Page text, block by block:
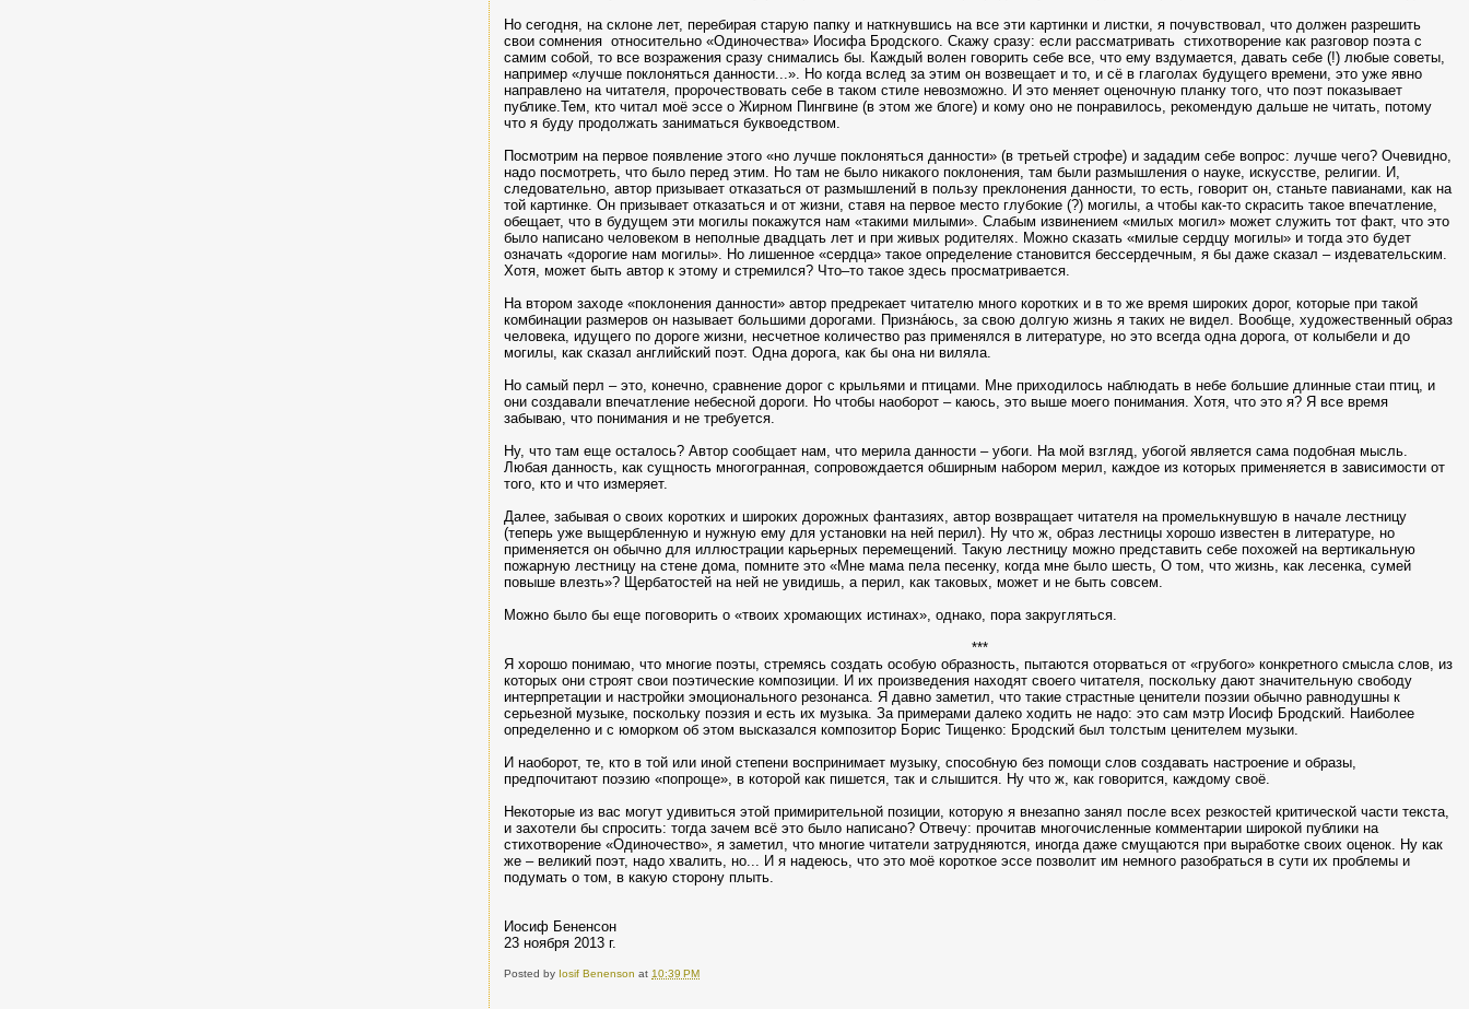
Но сегодня, на склоне лет, перебирая старую папку и наткнувшись на все эти картинки и листки, я почувствовал, что должен разрешить
свои сомнения относительно «Одиночества» Иосифа Бродского. Скажу сразу: если рассматривать стихотворение как разговор поэта с
самим собой, то все возражения сразу снимались бы. Каждый волен говорить себе все, что ему вздумается, давать себе (!) любые советы,
например «лучше поклоняться данности...». Но когда вслед за этим он возвещает и то, и сё в глаголах будущего времени, это уже явно
направлено на читателя, пророчествовать себе в таком стиле невозможно. И это меняет оценочную планку того, что поэт показывает
публике.Тем, кто читал моё эссе о Жирном Пингвине (в этом же блоге) и кому оно не понравилось, рекомендую дальше не читать, потому
что я буду продолжать заниматься буквоедством.
Посмотрим на первое появление этого «но лучше поклоняться данности» (в третьей строфе) и зададим себе вопрос: лучше чего? Очевидно,
надо посмотреть, что было перед этим. Но там не было никакого поклонения, там были размышления о науке, искусстве, религии. И,
следовательно, автор призывает отказаться от размышлений в пользу преклонения данности, то есть, говорит он, станьте павианами, как на
той картинке. Он призывает отказаться и от жизни, ставя на первое место глубокие (?) могилы, а чтобы как-то скрасить такое впечатление,
обещает, что в будущем эти могилы покажутся нам «такими милыми». Слабым извинением «милых могил» может служить тот факт, что это
было написано человеком в неполные двадцать лет и при живых родителях. Можно сказать «милые сердцу могилы» и тогда это будет
означать «дорогие нам могилы». Но лишенное «сердца» такое определение становится бессердечным, я бы даже сказал – издевательским.
Хотя, может быть автор к этому и стремился? Что–то такое здесь просматривается.
На втором заходе «поклонения данности» автор предрекает читателю много коротких и в то же время широких дорог, которые при такой
комбинации размеров он называет большими дорогами. Признáюсь, за свою долгую жизнь я таких не видел. Вообще, художественный образ
человека, идущего по дороге жизни, несчетное количество раз применялся в литературе, но это всегда одна дорога, от колыбели и до
могилы, как сказал английский поэт. Одна дорога, как бы она ни виляла.
Но самый перл – это, конечно, сравнение дорог с крыльями и птицами. Мне приходилось наблюдать в небе большие длинные стаи птиц, и
они создавали впечатление небесной дороги. Но чтобы наоборот – каюсь, это выше моего понимания. Хотя, что это я? Я все время
забываю, что понимания и не требуется.
Ну, что там еще осталось? Автор сообщает нам, что мерила данности – убоги. На мой взгляд, убогой является сама подобная мысль.
Любая данность, как сущность многогранная, сопровождается обширным набором мерил, каждое из которых применяется в зависимости от
того, кто и что измеряет.
Далее, забывая о своих коротких и широких дорожных фантазиях, автор возвращает читателя на промелькнувшую в начале лестницу
(теперь уже выщербленную и нужную ему для установки на ней перил). Ну что ж, образ лестницы хорошо известен в литературе, но
применяется он обычно для иллюстрации карьерных перемещений. Такую лестницу можно представить себе похожей на вертикальную
пожарную лестницу на стене дома, помните это «Мне мама пела песенку, когда мне было шесть, О том, что жизнь, как лесенка, сумей
повыше влезть»? Щербатостей на ней не увидишь, а перил, как таковых, может и не быть совсем.
Можно было бы еще поговорить о «твоих хромающих истинах», однако, пора закругляться.
***
Я хорошо понимаю, что многие поэты, стремясь создать особую образность, пытаются оторваться от «грубого» конкретного смысла слов, из
которых они строят свои поэтические композиции. И их произведения находят своего читателя, поскольку дают значительную свободу
интерпретации и настройки эмоционального резонанса. Я давно заметил, что такие страстные ценители поэзии обычно равнодушны к
серьезной музыке, поскольку поэзия и есть их музыка. За примерами далеко ходить не надо: это сам мэтр Иосиф Бродский. Наиболее
определенно и с юморком об этом высказался композитор Борис Тищенко: Бродский был толстым ценителем музыки.
И наоборот, те, кто в той или иной степени воспринимает музыку, способную без помощи слов создавать настроение и образы,
предпочитают поэзию «попроще», в которой как пишется, так и слышится. Ну что ж, как говорится, каждому своё.
Некоторые из вас могут удивиться этой примирительной позиции, которую я внезапно занял после всех резкостей критической части текста,
и захотели бы спросить: тогда зачем всё это было написано? Отвечу: прочитав многочисленные комментарии широкой публики на
стихотворение «Одиночество», я заметил, что многие читатели затрудняются, иногда даже смущаются при выработке своих оценок. Ну как
же – великий поэт, надо хвалить, но... И я надеюсь, что это моё короткое эссе позволит им немного разобраться в сути их проблемы и
подумать о том, в какую сторону плыть.
Иосиф Бененсон
23 ноября 2013 г.
Posted by Iosif Benenson at 10:39 PM